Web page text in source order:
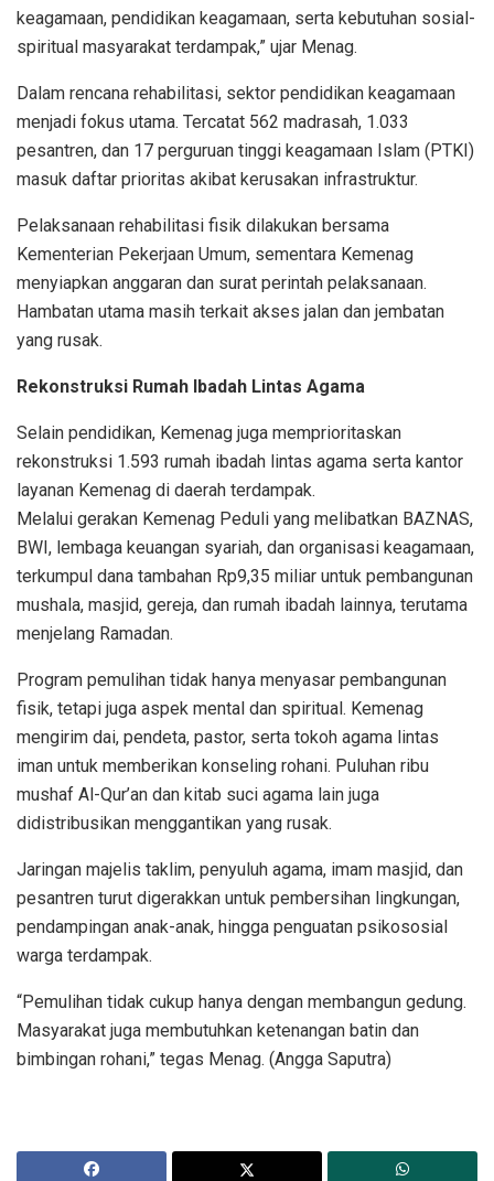
keagamaan, pendidikan keagamaan, serta kebutuhan sosial-
spiritual masyarakat terdampak,” ujar Menag.
Dalam rencana rehabilitasi, sektor pendidikan keagamaan
menjadi fokus utama. Tercatat 562 madrasah, 1.033
pesantren, dan 17 perguruan tinggi keagamaan Islam (PTKI)
masuk daftar prioritas akibat kerusakan infrastruktur.
Pelaksanaan rehabilitasi fisik dilakukan bersama
Kementerian Pekerjaan Umum, sementara Kemenag
menyiapkan anggaran dan surat perintah pelaksanaan.
Hambatan utama masih terkait akses jalan dan jembatan
yang rusak.
Rekonstruksi Rumah Ibadah Lintas Agama
Selain pendidikan, Kemenag juga memprioritaskan
rekonstruksi 1.593 rumah ibadah lintas agama serta kantor
layanan Kemenag di daerah terdampak.
Melalui gerakan Kemenag Peduli yang melibatkan BAZNAS,
BWI, lembaga keuangan syariah, dan organisasi keagamaan,
terkumpul dana tambahan Rp9,35 miliar untuk pembangunan
mushala, masjid, gereja, dan rumah ibadah lainnya, terutama
menjelang Ramadan.
Program pemulihan tidak hanya menyasar pembangunan
fisik, tetapi juga aspek mental dan spiritual. Kemenag
mengirim dai, pendeta, pastor, serta tokoh agama lintas
iman untuk memberikan konseling rohani. Puluhan ribu
mushaf Al-Qur’an dan kitab suci agama lain juga
didistribusikan menggantikan yang rusak.
Jaringan majelis taklim, penyuluh agama, imam masjid, dan
pesantren turut digerakkan untuk pembersihan lingkungan,
pendampingan anak-anak, hingga penguatan psikososial
warga terdampak.
“Pemulihan tidak cukup hanya dengan membangun gedung.
Masyarakat juga membutuhkan ketenangan batin dan
bimbingan rohani,” tegas Menag. (Angga Saputra)